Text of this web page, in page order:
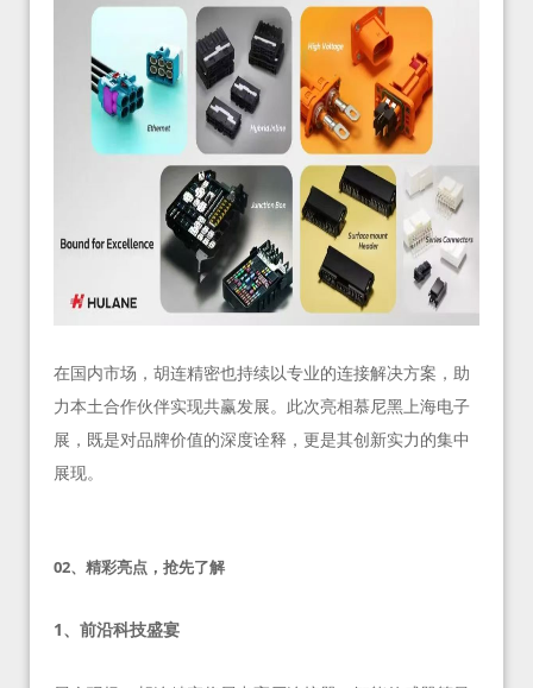
在国内市场，胡连精密也持续以专业的连接解决方案，助
力本土合作伙伴实现共赢发展。此次亮相慕尼黑上海电子
展，既是对品牌价值的深度诠释，更是其创新实力的集中
展现。
02、精彩亮点，抢先了解
1、前沿科技盛宴